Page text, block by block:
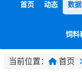
首页 动态 数
饲料
当前位置： 首页